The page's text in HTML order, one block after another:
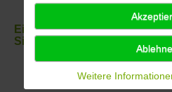
öffnen.
Ein Beispiel aus meiner Jin
Sicherheitsenergieschloss 5
Weitere